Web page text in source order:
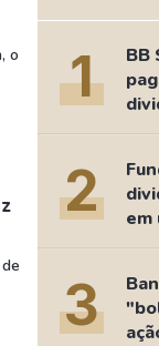
- BNB
As
o
1
BB
2
em
3